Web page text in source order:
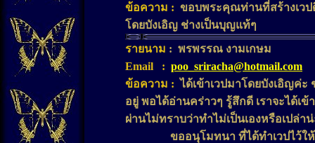
ข้อความ : ขอบพระคุณท่านที่สร้างเวป
โดยบังเอิญ ช่างเป็นบุญแท้ๆ
รายนาม : พรพรรณ งามเกษม
Email
: poo_sriracha@hotmail.com
ข้อความ :ได้เข้าเวปมาโดยบังเอิญค่
อยู่ พอได้อ่านคร่าวๆ รู้สึกดี เราจะได้เ
ผ่านไม่ทราบว่าทำไม่เป็นเองหรือเปล่า
ขออนุโมทนา ที่ได้ทำเวปไว้ให้